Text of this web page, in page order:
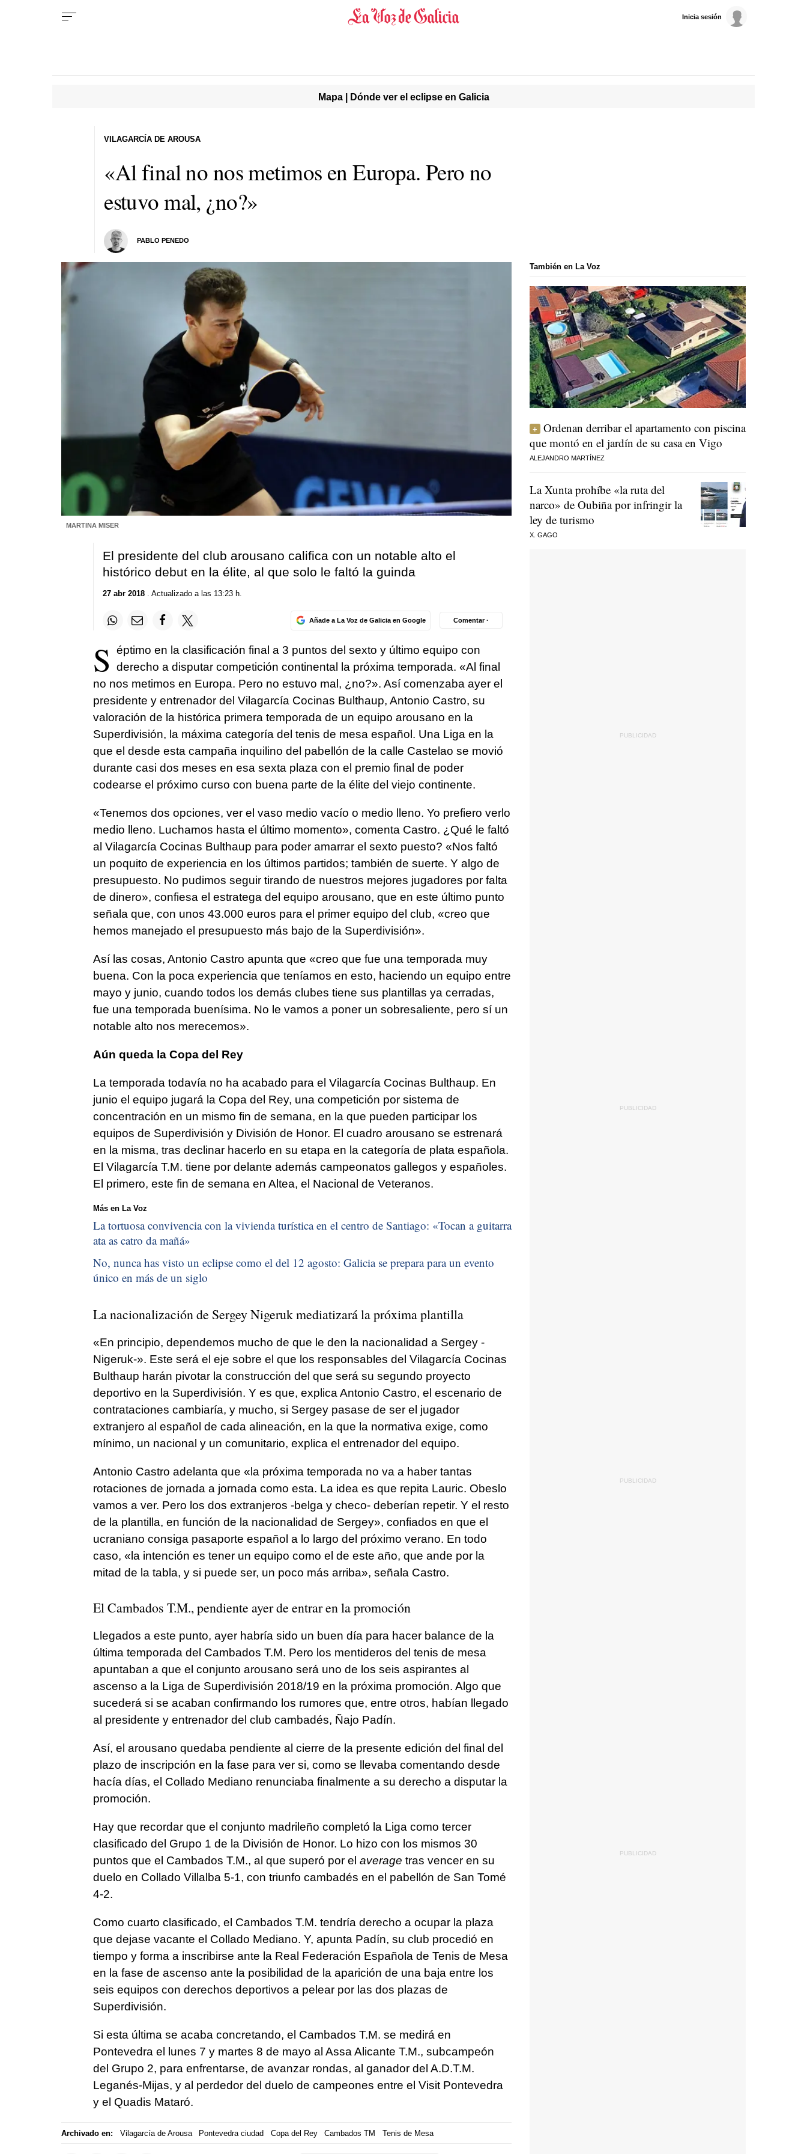
Inicia sesión
Mapa | Dónde ver el eclipse en Galicia
«Al final no nos metimos en Europa. Pero no
estuvo mal, ¿no?»
PABLO PENEDO
VILAGARCÍA DE AROUSA
MARTINA MISER
El presidente del club arousano califica con un notable alto el
histórico debut en la élite, al que solo le faltó la guinda
27 abr 2018. Actualizado a las 13:23 h.
Añade a La Voz de Galicia en Google Comentar ·
S
éptimo en la clasificación final a 3 puntos del sexto y último equipo con
derecho a disputar competición continental la próxima temporada. «Al final
no nos metimos en Europa. Pero no estuvo mal, ¿no?». Así comenzaba ayer el
presidente y entrenador del Vilagarcía Cocinas Bulthaup, Antonio Castro, su
valoración de la histórica primera temporada de un equipo arousano en la
Superdivisión, la máxima categoría del tenis de mesa español. Una Liga en la
que el desde esta campaña inquilino del pabellón de la calle Castelao se movió
durante casi dos meses en esa sexta plaza con el premio final de poder
codearse el próximo curso con buena parte de la élite del viejo continente.
«Tenemos dos opciones, ver el vaso medio vacío o medio lleno. Yo prefiero verlo
medio lleno. Luchamos hasta el último momento», comenta Castro. ¿Qué le faltó
al Vilagarcía Cocinas Bulthaup para poder amarrar el sexto puesto? «Nos faltó
un poquito de experiencia en los últimos partidos; también de suerte. Y algo de
presupuesto. No pudimos seguir tirando de nuestros mejores jugadores por falta
de dinero», confiesa el estratega del equipo arousano, que en este último punto
señala que, con unos 43.000 euros para el primer equipo del club, «creo que
hemos manejado el presupuesto más bajo de la Superdivisión».
Así las cosas, Antonio Castro apunta que «creo que fue una temporada muy
buena. Con la poca experiencia que teníamos en esto, haciendo un equipo entre
mayo y junio, cuando todos los demás clubes tiene sus plantillas ya cerradas,
fue una temporada buenísima. No le vamos a poner un sobresaliente, pero sí un
notable alto nos merecemos».
Aún queda la Copa del Rey
La temporada todavía no ha acabado para el Vilagarcía Cocinas Bulthaup. En
junio el equipo jugará la Copa del Rey, una competición por sistema de
concentración en un mismo fin de semana, en la que pueden participar los
equipos de Superdivisión y División de Honor. El cuadro arousano se estrenará
en la misma, tras declinar hacerlo en su etapa en la categoría de plata española.
El Vilagarcía T.M. tiene por delante además campeonatos gallegos y españoles.
El primero, este fin de semana en Altea, el Nacional de Veteranos.
Más en La Voz
La tortuosa convivencia con la vivienda turística en el centro de Santiago: «Tocan a guitarra
ata as catro da mañá»
No, nunca has visto un eclipse como el del 12 agosto: Galicia se prepara para un evento
único en más de un siglo
La nacionalización de Sergey Nigeruk mediatizará la próxima plantilla
«En principio, dependemos mucho de que le den la nacionalidad a Sergey -
Nigeruk-». Este será el eje sobre el que los responsables del Vilagarcía Cocinas
Bulthaup harán pivotar la construcción del que será su segundo proyecto
deportivo en la Superdivisión. Y es que, explica Antonio Castro, el escenario de
contrataciones cambiaría, y mucho, si Sergey pasase de ser el jugador
extranjero al español de cada alineación, en la que la normativa exige, como
mínimo, un nacional y un comunitario, explica el entrenador del equipo.
Antonio Castro adelanta que «la próxima temporada no va a haber tantas
rotaciones de jornada a jornada como esta. La idea es que repita Lauric. Obeslo
vamos a ver. Pero los dos extranjeros -belga y checo- deberían repetir. Y el resto
de la plantilla, en función de la nacionalidad de Sergey», confiados en que el
ucraniano consiga pasaporte español a lo largo del próximo verano. En todo
caso, «la intención es tener un equipo como el de este año, que ande por la
mitad de la tabla, y si puede ser, un poco más arriba», señala Castro.
El Cambados T.M., pendiente ayer de entrar en la promoción
Llegados a este punto, ayer habría sido un buen día para hacer balance de la
última temporada del Cambados T.M. Pero los mentideros del tenis de mesa
apuntaban a que el conjunto arousano será uno de los seis aspirantes al
ascenso a la Liga de Superdivisión 2018/19 en la próxima promoción. Algo que
sucederá si se acaban confirmando los rumores que, entre otros, habían llegado
al presidente y entrenador del club cambadés, Ñajo Padín.
Así, el arousano quedaba pendiente al cierre de la presente edición del final del
plazo de inscripción en la fase para ver si, como se llevaba comentando desde
hacía días, el Collado Mediano renunciaba finalmente a su derecho a disputar la
promoción.
Hay que recordar que el conjunto madrileño completó la Liga como tercer
clasificado del Grupo 1 de la División de Honor. Lo hizo con los mismos 30
puntos que el Cambados T.M., al que superó por el average tras vencer en su
duelo en Collado Villalba 5-1, con triunfo cambadés en el pabellón de San Tomé
4-2.
Como cuarto clasificado, el Cambados T.M. tendría derecho a ocupar la plaza
que dejase vacante el Collado Mediano. Y, apunta Padín, su club procedió en
tiempo y forma a inscribirse ante la Real Federación Española de Tenis de Mesa
en la fase de ascenso ante la posibilidad de la aparición de una baja entre los
seis equipos con derechos deportivos a pelear por las dos plazas de
Superdivisión.
Si esta última se acaba concretando, el Cambados T.M. se medirá en
Pontevedra el lunes 7 y martes 8 de mayo al Assa Alicante T.M., subcampeón
del Grupo 2, para enfrentarse, de avanzar rondas, al ganador del A.D.T.M.
Leganés-Mijas, y al perdedor del duelo de campeones entre el Visit Pontevedra
y el Quadis Mataró.
Archivado en: Vilagarcía de Arousa Pontevedra ciudad Copa del Rey Cambados TM Tenis de Mesa
También en La Voz
Ordenan derribar el apartamento con piscina
que montó en el jardín de su casa en Vigo
ALEJANDRO MARTÍNEZ
La Xunta prohíbe «la ruta del
narco» de Oubiña por infringir la
ley de turismo
X. GAGO